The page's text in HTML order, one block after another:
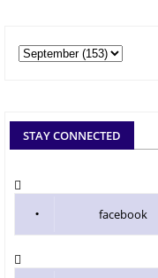
STAY CONNECTED
facebook